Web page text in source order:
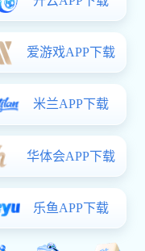
苏省餐饮行业协会
研究院院长邵希
事长王育华等参加
来热心社会体育公
推动江苏钓鱼运动
用。